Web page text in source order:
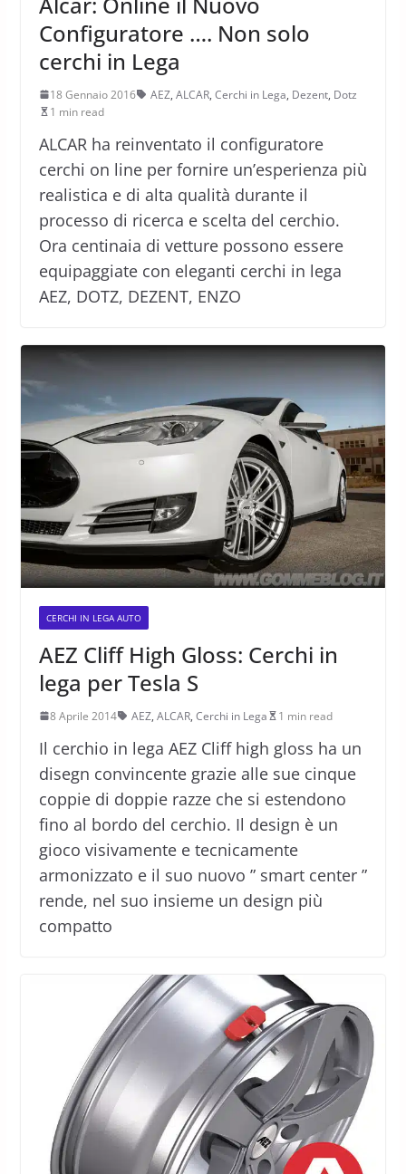
Configuratore …. Non solo
cerchi in Lega
18 Gennaio 2016 AEZ, ALCAR, Cerchi in Lega, Dezent, Dotz
1 min read
ALCAR ha reinventato il configuratore
cerchi on line per fornire un’esperienza più
realistica e di alta qualità durante il
processo di ricerca e scelta del cerchio.
Ora centinaia di vetture possono essere
equipaggiate con eleganti cerchi in lega
AEZ, DOTZ, DEZENT, ENZO
CERCHI IN LEGA AUTO
AEZ Cliff High Gloss: Cerchi in
lega per Tesla S
8 Aprile 2014 AEZ, ALCAR, Cerchi in Lega 1 min read
Il cerchio in lega AEZ Cliff high gloss ha un
disegn convincente grazie alle sue cinque
coppie di doppie razze che si estendono
fino al bordo del cerchio. Il design è un
gioco visivamente e tecnicamente
armonizzato e il suo nuovo ” smart center ”
rende, nel suo insieme un design più
compatto